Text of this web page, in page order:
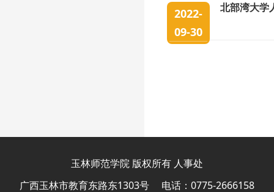
2022-
09-30
北部湾大学
玉林师范学院 版权所有 人事处
广西玉林市教育东路东1303号
电话：0775-2666158